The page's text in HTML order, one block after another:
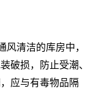
清洁的库房中，
破损，防止受潮、
应与有毒物品隔